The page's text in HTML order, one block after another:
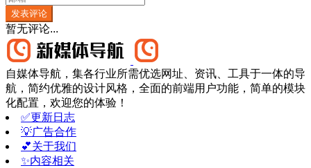
发表评论
暂无评论...
自媒体导航，集各行业所需优选网址、资讯、工具于一体的导
航，简约优雅的设计风格，全面的前端用户功能，简单的模块
化配置，欢迎您的体验！
✅更新日志
💡广告合作
💕关于我们
✨内容相关